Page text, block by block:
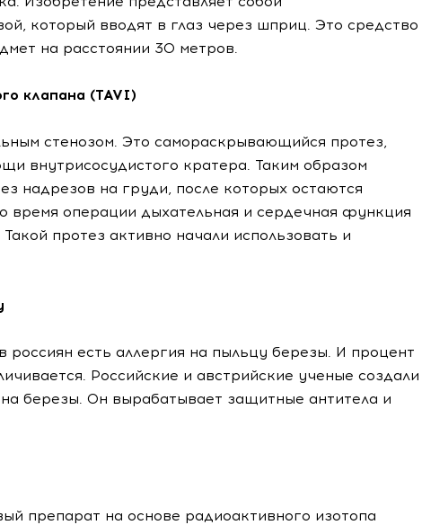
который вводят в глаз через шприц. Это средство
на расстоянии 30 метров.
клапана (TAVI)
стенозом. Это самораскрывающийся протез,
внутрисосудистого кратера. Таким образом
надрезов на груди, после которых остаются
время операции дыхательная и сердечная функция
протез активно начали использовать и
россиян есть аллергия на пыльцу березы. И процент
Российские и австрийские ученые создали
березы. Он вырабатывает защитные антитела и
препарат на основе радиоактивного изотопа